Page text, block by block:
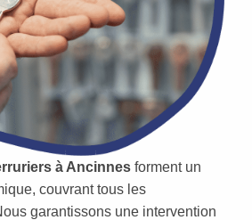
à Ancinnes forment un
couvrant tous les
garantissons une intervention